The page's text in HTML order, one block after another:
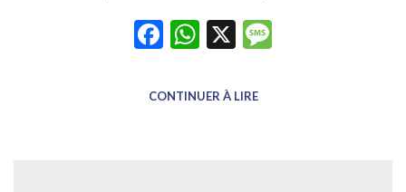
Facebook
WhatsApp
X
CONTINUER À LIRE